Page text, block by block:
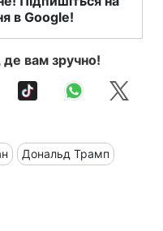
в Google!
вам зручно!
Дональд Трамп